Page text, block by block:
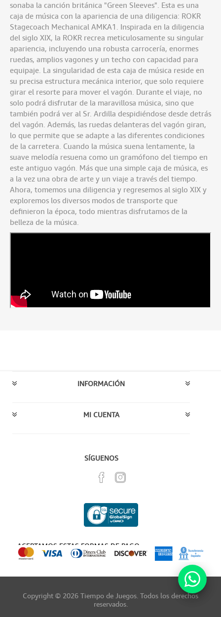
sonaba la canción británica "Green Sleeves". Esta es una
caja de música con la apariencia de una diligencia: ROKR
Stagecoach Mechanical AMKA1. Inspirada en la diligencia
del siglo XIX, la ROKR recrea meticulosamente su singular
apariencia, incluyendo una robusta carrocería, enormes
ruedas, amplios vagones y un techo con capacidad para
equipaje. La singularidad de esta caja de música reside en
su precisa estructura mecánica interior, que solo requiere
girar el resorte para mover el vagón. Durante el viaje, no
solo podrá disfrutar de la maravillosa música, sino que
también podrá ver al Sr. Ardilla despidiéndose desde detrás
del vagón. Además, las ruedas delanteras del vagón giran,
lo que permite que se adapte a las diferentes condiciones
de la carretera. Cuando la música suena lentamente, la
suave melodía resuena como un gramófono del tiempo en
este antiguo vagón. Más que una simple caja de música, es
a la vez una obra de arte y un viaje a través del tiempo.
Ahora, tomemos una diligencia y regresemos al siglo XIX y
exploremos los diversos modos de transporte que
definieron la época, todo mientras disfrutamos de la
belleza de la música.
INFORMACIÓN
MI CUENTA
SÍGUENOS
ACEPTAMOS ESTAS FORMAS DE PAGO
Copyright © 2026 Tiempo de Juegos. Todos los derechos
reservados.